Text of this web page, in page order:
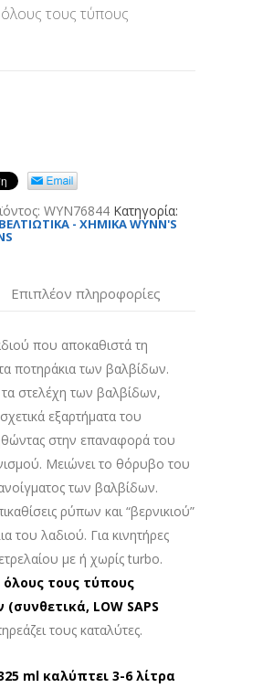
τους τύπους
WYN76844 Κατηγορία:
- ΧΗΜΙΚΑ WYNN'S
Επιπλέον πληροφορίες
που αποκαθιστά τη
ποτηράκια των βαλβίδων.
στελέχη των βαλβίδων,
εξαρτήματα του
στην επαναφορά του
Μειώνει το θόρυβο του
των βαλβίδων.
ρύπων και “βερνικιού”
του λαδιού. Για κινητήρες
με ή χωρίς turbo.
τους τύπους
LOW SAPS
τους καταλύτες.
ml καλύπτει 3-6 λίτρα